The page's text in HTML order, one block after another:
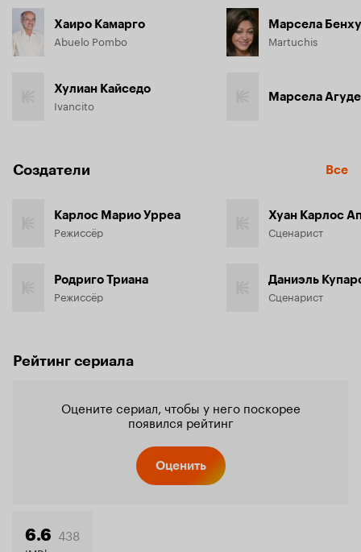
Хаиро Камарго
Abuelo Pombo
Хулиан Кайседо
Ivancito
Марсела
Martuchis
Марсела
Создатели Все
Карлос Марио Урреа
Режиссёр
Родриго Триана
Режиссёр
Хуан Карлос
Сценарист
Даниэль
Сценарист
Рейтинг сериала
Оцените сериал, чтобы у него поскорее
появился рейтинг
Оценить
6.6 438